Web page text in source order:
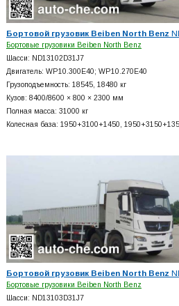
Бортовой грузовик Beiben North Benz
Бортовые грузовики Beiben North Benz
Шасси: ND13102D31J7
Двигатель: WP10.300E40; WP10.270E40
Грузоподъемность: 18545, 18480 кг
Кузов: 8400/8600 × 800 × 2300 мм
Полная масса: 31000 кг
Колесная база: 1950+3100+1450, 1950+3150+
Бортовой грузовик Beiben North Benz
Бортовые грузовики Beiben North Benz
Шасси: ND13103D31J7